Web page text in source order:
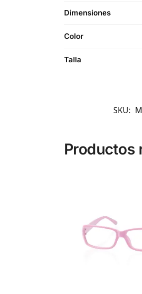
Dimensiones
Color
Talla
SKU:
Productos